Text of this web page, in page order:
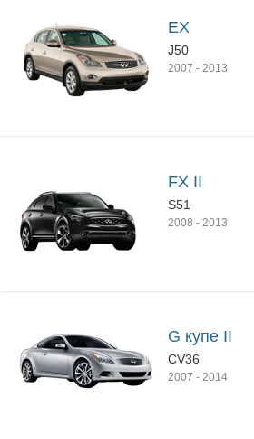
EX
J50
2007 - 2013
FX II
S51
2008 - 2013
G купе II
CV36
2007 - 2014